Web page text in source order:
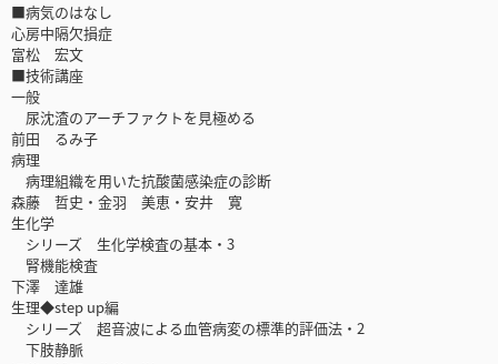
■病気のはなし
心房中隔欠損症
富松 宏文
■技術講座
一般
尿沈渣のアーチファクトを見極める
前田 るみ子
病理
病理組織を用いた抗酸菌感染症の診断
森藤 哲史・金羽 美恵・安井 寛
生化学
シリーズ 生化学検査の基本・3
腎機能検査
下澤 達雄
生理◆step up編
シリーズ 超音波による血管病変の標準的評価法・2
下肢静脈